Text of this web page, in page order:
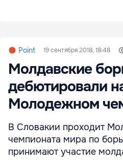
Point 19 сентября 2018, 18:48
Молдавские
дебютировали
Молодежном
В Словакии проходит
чемпионата мира по
принимают участие